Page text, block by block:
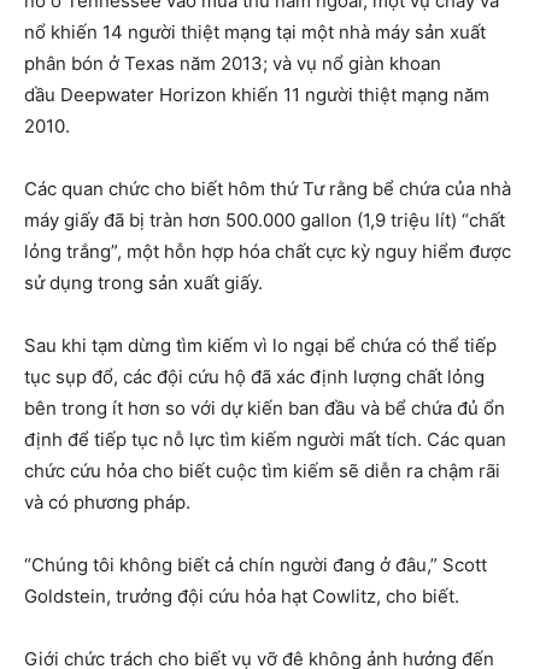
nổ khiến 14 người thiệt mạng tại một nhà máy sản xuất
phân bón ở Texas năm 2013; và vụ nổ giàn khoan
dầu Deepwater Horizon khiến 11 người thiệt mạng năm
2010.
Các quan chức cho biết hôm thứ Tư rằng bể chứa của nhà
máy giấy đã bị tràn hơn 500.000 gallon (1,9 triệu lít) “chất
lỏng trắng”, một hỗn hợp hóa chất cực kỳ nguy hiểm được
sử dụng trong sản xuất giấy.
Sau khi tạm dừng tìm kiếm vì lo ngại bể chứa có thể tiếp
tục sụp đổ, các đội cứu hộ đã xác định lượng chất lỏng
bên trong ít hơn so với dự kiến ​​ban đầu và bể chứa đủ ổn
định để tiếp tục nỗ lực tìm kiếm người mất tích. Các quan
chức cứu hỏa cho biết cuộc tìm kiếm sẽ diễn ra chậm rãi
và có phương pháp.
“Chúng tôi không biết cả chín người đang ở đâu,” Scott
Goldstein, trưởng đội cứu hỏa hạt Cowlitz, cho biết.
Giới chức trách cho biết vụ vỡ đê không ảnh hưởng đến